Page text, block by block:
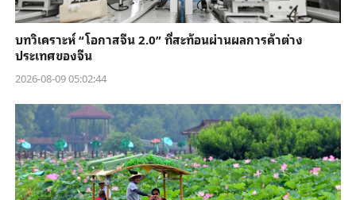
บทวิเคราะห์ “โอกาสจีน 2.0” ที่สะท้อนผ่านผลการค้าต่าง
ประเทศของจีน
2026-08-09 05:02:44